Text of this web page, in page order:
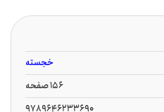
خجسته
156 صفحه
9789646233690